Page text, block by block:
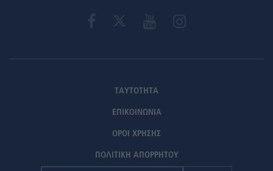
ΤΑΥΤΟΤΗΤΑ
ΕΠΙΚΟΙΝΩΝΙΑ
ΟΡΟΙ ΧΡΗΣΗΣ
ΠΟΛΙΤΙΚΗ ΑΠΟΡΡΗΤΟΥ